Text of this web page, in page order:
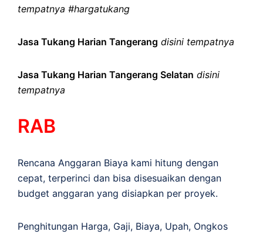
tempatnya #hargatukang
Jasa Tukang Harian Tangerang disini tempatnya
Jasa Tukang Harian Tangerang Selatan disini
tempatnya
RAB
Rencana Anggaran Biaya kami hitung dengan
cepat, terperinci dan bisa disesuaikan dengan
budget anggaran yang disiapkan per proyek.
Penghitungan Harga, Gaji, Biaya, Upah, Ongkos